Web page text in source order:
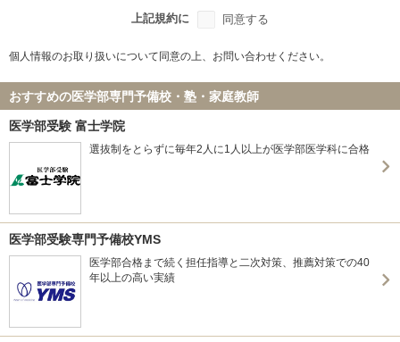
上記規約に 同意する
個人情報のお取り扱いについて同意の上、お問い合わせください。
おすすめの医学部専門予備校・塾・家庭教師
医学部受験 富士学院
選抜制をとらずに毎年2人に1人以上が医学部医学科に合格
医学部受験専門予備校YMS
医学部合格まで続く担任指導と二次対策、推薦対策での40
年以上の高い実績